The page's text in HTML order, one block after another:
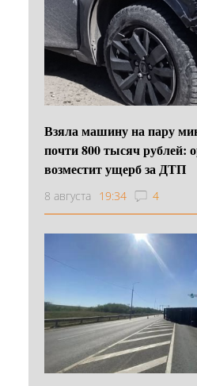
Взяла машину на пару
почти 800 тысяч рублей:
возместит ущерб за ДТП
8 августа 19:34 4